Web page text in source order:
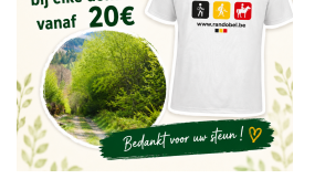
GRATIS REGISTRATIE
WACHTWOORD VERGETEN